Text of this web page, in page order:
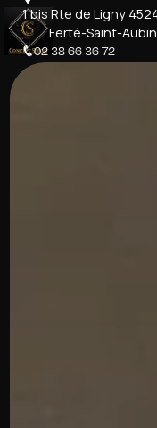
1 bis Rte de Ligny
Ferté-Saint-Aubin
02 38 66 36 72
Panneau de gestion